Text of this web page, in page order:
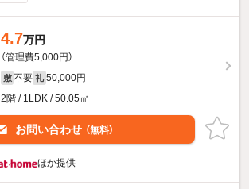
4.7万円
（管理費5,000円）
敷 不要 礼 50,000円
2階 / 1LDK / 50.05㎡
お問い合わせ （無料）
ほか提供